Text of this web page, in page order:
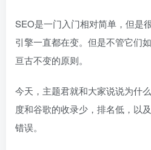
SEO是一门入门相对简单，但是
引擎一直都在变。但是不管它们
亘古不变的原则。
今天，主题君就和大家说说为什
度和谷歌的收录少，排名低，以
错误。